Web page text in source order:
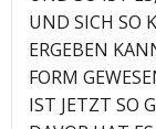
UND SICH SO
ERGEBEN
FORM
IST JETZT SO